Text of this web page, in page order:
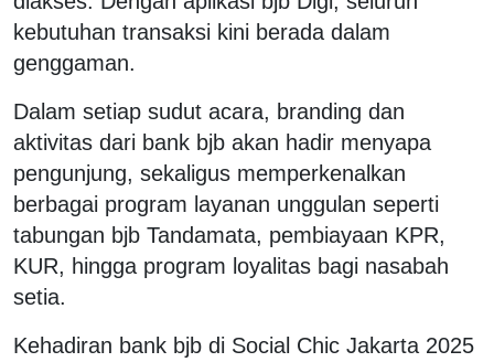
kebutuhan transaksi kini berada dalam
genggaman.
Dalam setiap sudut acara, branding dan
aktivitas dari bank bjb akan hadir menyapa
pengunjung, sekaligus memperkenalkan
berbagai program layanan unggulan seperti
tabungan bjb Tandamata, pembiayaan KPR,
KUR, hingga program loyalitas bagi nasabah
setia.
Kehadiran bank bjb di Social Chic Jakarta 2025